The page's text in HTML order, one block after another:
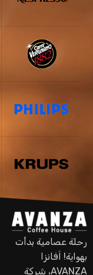
رحلة عصامية بدأت
بهواية! اَفانزا
AVANZA، شركة